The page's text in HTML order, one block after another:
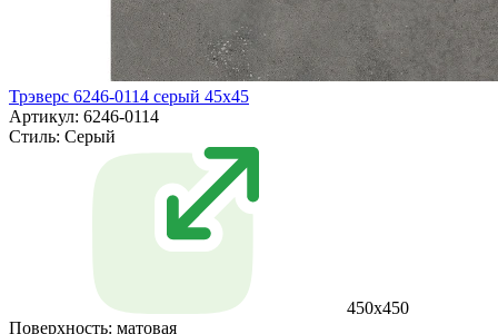
Трэверс 6246-0114 серый 45x45
Артикул: 6246-0114
Стиль: Серый
450x450
Поверхность: матовая